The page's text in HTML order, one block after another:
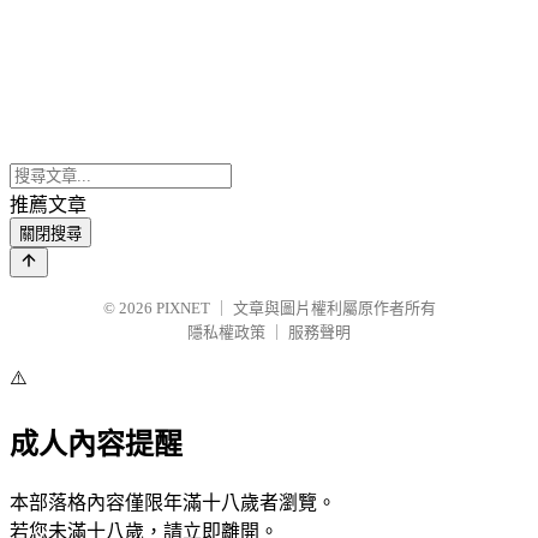
推薦文章
關閉搜尋
© 2026 PIXNET
文章與圖片權利屬原作者所有
隱私權政策
服務聲明
⚠️
成人內容提醒
本部落格內容僅限年滿十八歲者瀏覽。
若您未滿十八歲，請立即離開。